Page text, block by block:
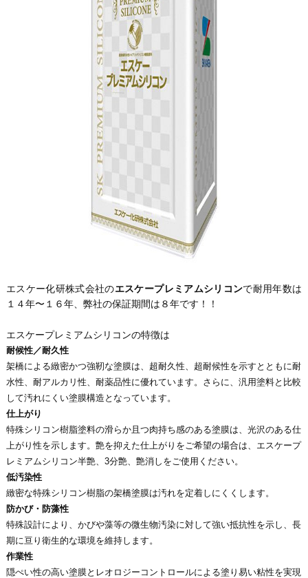
エスケー化研株式会社のエスケープレミアムシリコンで耐用年数は
１４年〜１６年、弊社の保証期間は８年です！！
エスケープレミアムシリコンの特徴は
耐候性／耐久性
架橋による緻密かつ強靭な塗膜は、超耐久性、超耐候性を示すとともに耐
水性、耐アルカリ性、耐薬品性に優れています。さらに、汎用塗料と比較
して汚れにくい塗膜構造となっています。
仕上がり
特殊シリコン樹脂塗料の滑らか且つ肉持ち感のある塗膜は、光沢のある仕
上がり性を示します。艶を抑えた仕上がりをご希望の場合は、エスケープ
レミアムシリコン半艶、3分艶、艶消しをご使用ください。
低汚染性
緻密な特殊シリコン樹脂の架橋塗膜は汚れを定着しにくくします。
防かび・防藻性
特殊設計により、かびや藻等の微生物汚染に対して強い抵抗性を示し、長
期に亘り衛生的な環境を維持します。
作業性
隠ぺい性の高い塗膜とレオロジーコントロールによる塗り易い粘性を実現